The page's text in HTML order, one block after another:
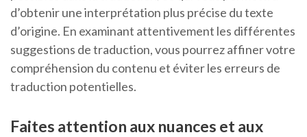
d’obtenir une interprétation plus précise du texte
d’origine. En examinant attentivement les différentes
suggestions de traduction, vous pourrez affiner votre
compréhension du contenu et éviter les erreurs de
traduction potentielles.
Faites attention aux nuances et aux